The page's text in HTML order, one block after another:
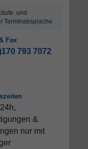
und
Terminabsprache
Fax
793 7072
&
nur mit